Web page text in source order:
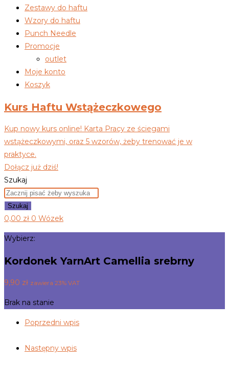
Zestawy do haftu
Wzory do haftu
Punch Needle
Promocje
outlet
Moje konto
Koszyk
Kurs Haftu Wstążeczkowego
Kup nowy kurs online! Karta Pracy ze ściegami
wstążeczkowymi, oraz 5 wzorów, żeby trenować je w
praktyce.
Dołącz już dziś!
Szukaj
Szukaj
0,00 zł 0 Wózek
Wybierz:
Kordonek YarnArt Camellia srebrny
9,90 zł zawiera 23% VAT
Brak na stanie
Poprzedni wpis
Następny wpis